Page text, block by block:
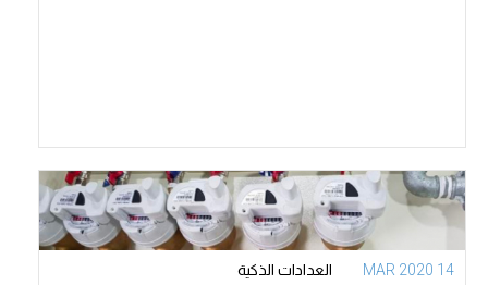
14 MAR 2020 العدادات الذكية